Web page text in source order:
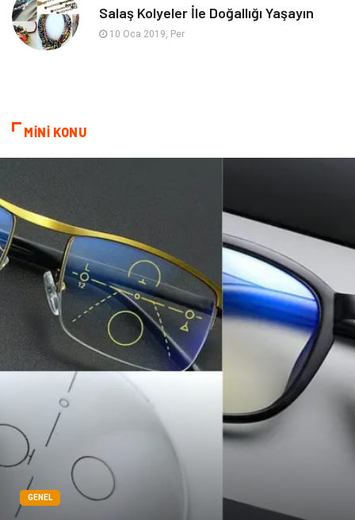
Astroloji
Pet Malzemeleri
Salaş Kolyeler İle Doğallığı Yaşayın
10 Oca 2019, Per
MİNİ KONU
GENEL